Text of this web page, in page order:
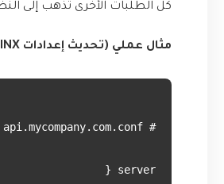
كل الطلبات الأخرى تذهب إلى
مثال عملي (تحديث إعدادات NGINX):